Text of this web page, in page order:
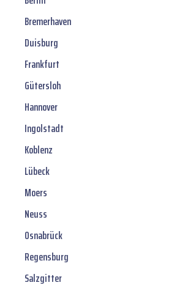
Bremerhaven
Duisburg
Frankfurt
Gütersloh
Hannover
Ingolstadt
Koblenz
Lübeck
Moers
Neuss
Osnabrück
Regensburg
Salzgitter